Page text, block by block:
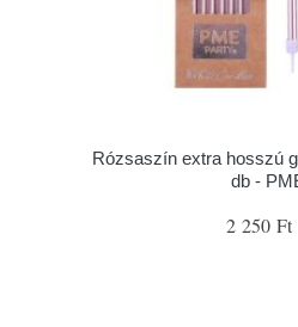
Rózsaszín extra hosszú
db -
2 250 Ft